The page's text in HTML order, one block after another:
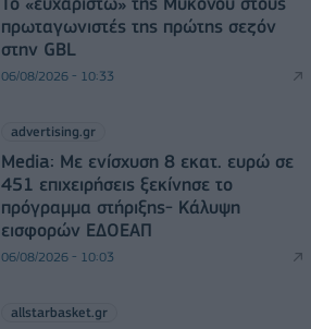
πρωταγωνιστές της πρώτης σεζόν
στην GBL
06/08/2026 - 10:33
advertising.gr
Media: Με ενίσχυση 8 εκατ. ευρώ σε
451 επιχειρήσεις ξεκίνησε το
πρόγραμμα στήριξης- Κάλυψη
εισφορών ΕΔΟΕΑΠ
06/08/2026 - 10:03
allstarbasket.gr